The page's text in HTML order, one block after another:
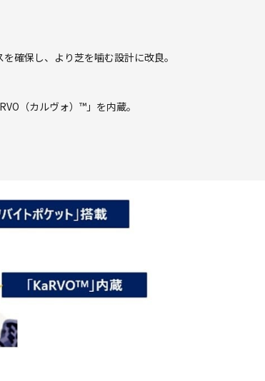
確保し、より芝を噛む設計に改良。
（カルヴォ）™」を内蔵。